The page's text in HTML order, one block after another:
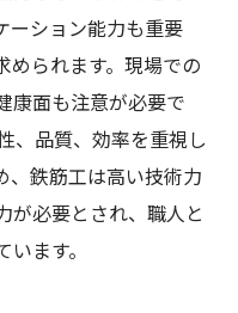
ーション能力も重要
められます。現場での
康面も注意が必要で
、品質、効率を重視し
、鉄筋工は高い技術力
が必要とされ、職人と
ます。